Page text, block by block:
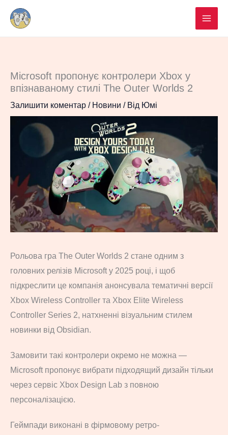
Перейти
вмісту
Microsoft пропонує контролери Xbox у
впізнаваному стилі The Outer Worlds 2
Залишити коментар / Новини / Від Юмі
Рольова гра The Outer Worlds 2 стане одним з
головних релізів Microsoft у 2025 році, і щоб
підкреслити це компанія анонсувала тематичні версії
Xbox Wireless Controller та Xbox Elite Wireless
Controller Series 2, натхненні візуальним стилем
новинки від Obsidian.
Замовити такі контролери окремо не можна —
Microsoft пропонує вибрати підходящий дизайн тільки
через сервіс Xbox Design Lab з повною
персоналізацією.
Геймпади виконані в фірмовому ретро-